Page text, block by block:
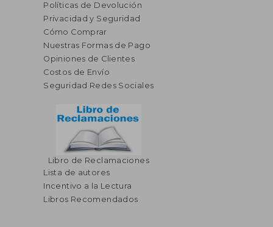
Políticas de Devolución
Privacidad y Seguridad
Cómo Comprar
Nuestras Formas de Pago
Opiniones de Clientes
Costos de Envío
Seguridad Redes Sociales
Libro de Reclamaciones
Lista de autores
Incentivo a la Lectura
Libros Recomendados